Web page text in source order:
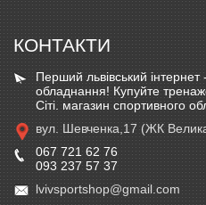
КОНТАКТИ
Перший львівський
обладнання! Купуйте
Сіті. магазин спортивного
вул. Шевченка,17 (ЖК
067 721 62 76
093 237 57 37
lvivsportshop@gmail.com